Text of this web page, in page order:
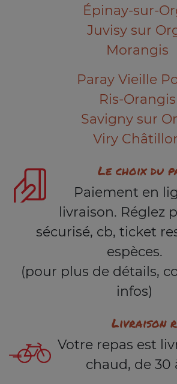
Épinay-sur-
Juvisy sur
Morangis
Paray Vieille
Ris-Orangis
Savigny sur
Viry
Le choix du
Paiement en
livraison. Réglez
sécurisé, cb, ticket
espèces.
(pour plus de détails,
infos)
Livraison
Votre repas est
chaud, de 30